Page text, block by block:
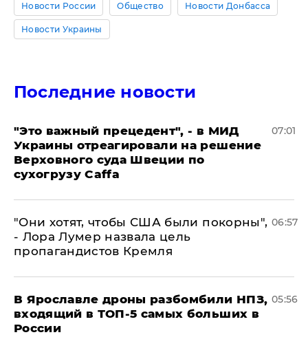
Новости России Общество Новости Донбасса
Новости Украины
Последние новости
"Это важный прецедент", - в МИД
Украины отреагировали на решение
Верховного суда Швеции по
сухогрузу Caffa
07:01
"Они хотят, чтобы США были покорны",
- Лора Лумер назвала цель
пропагандистов Кремля
06:57
В Ярославле дроны разбомбили НПЗ,
входящий в ТОП-5 самых больших в
России
05:56